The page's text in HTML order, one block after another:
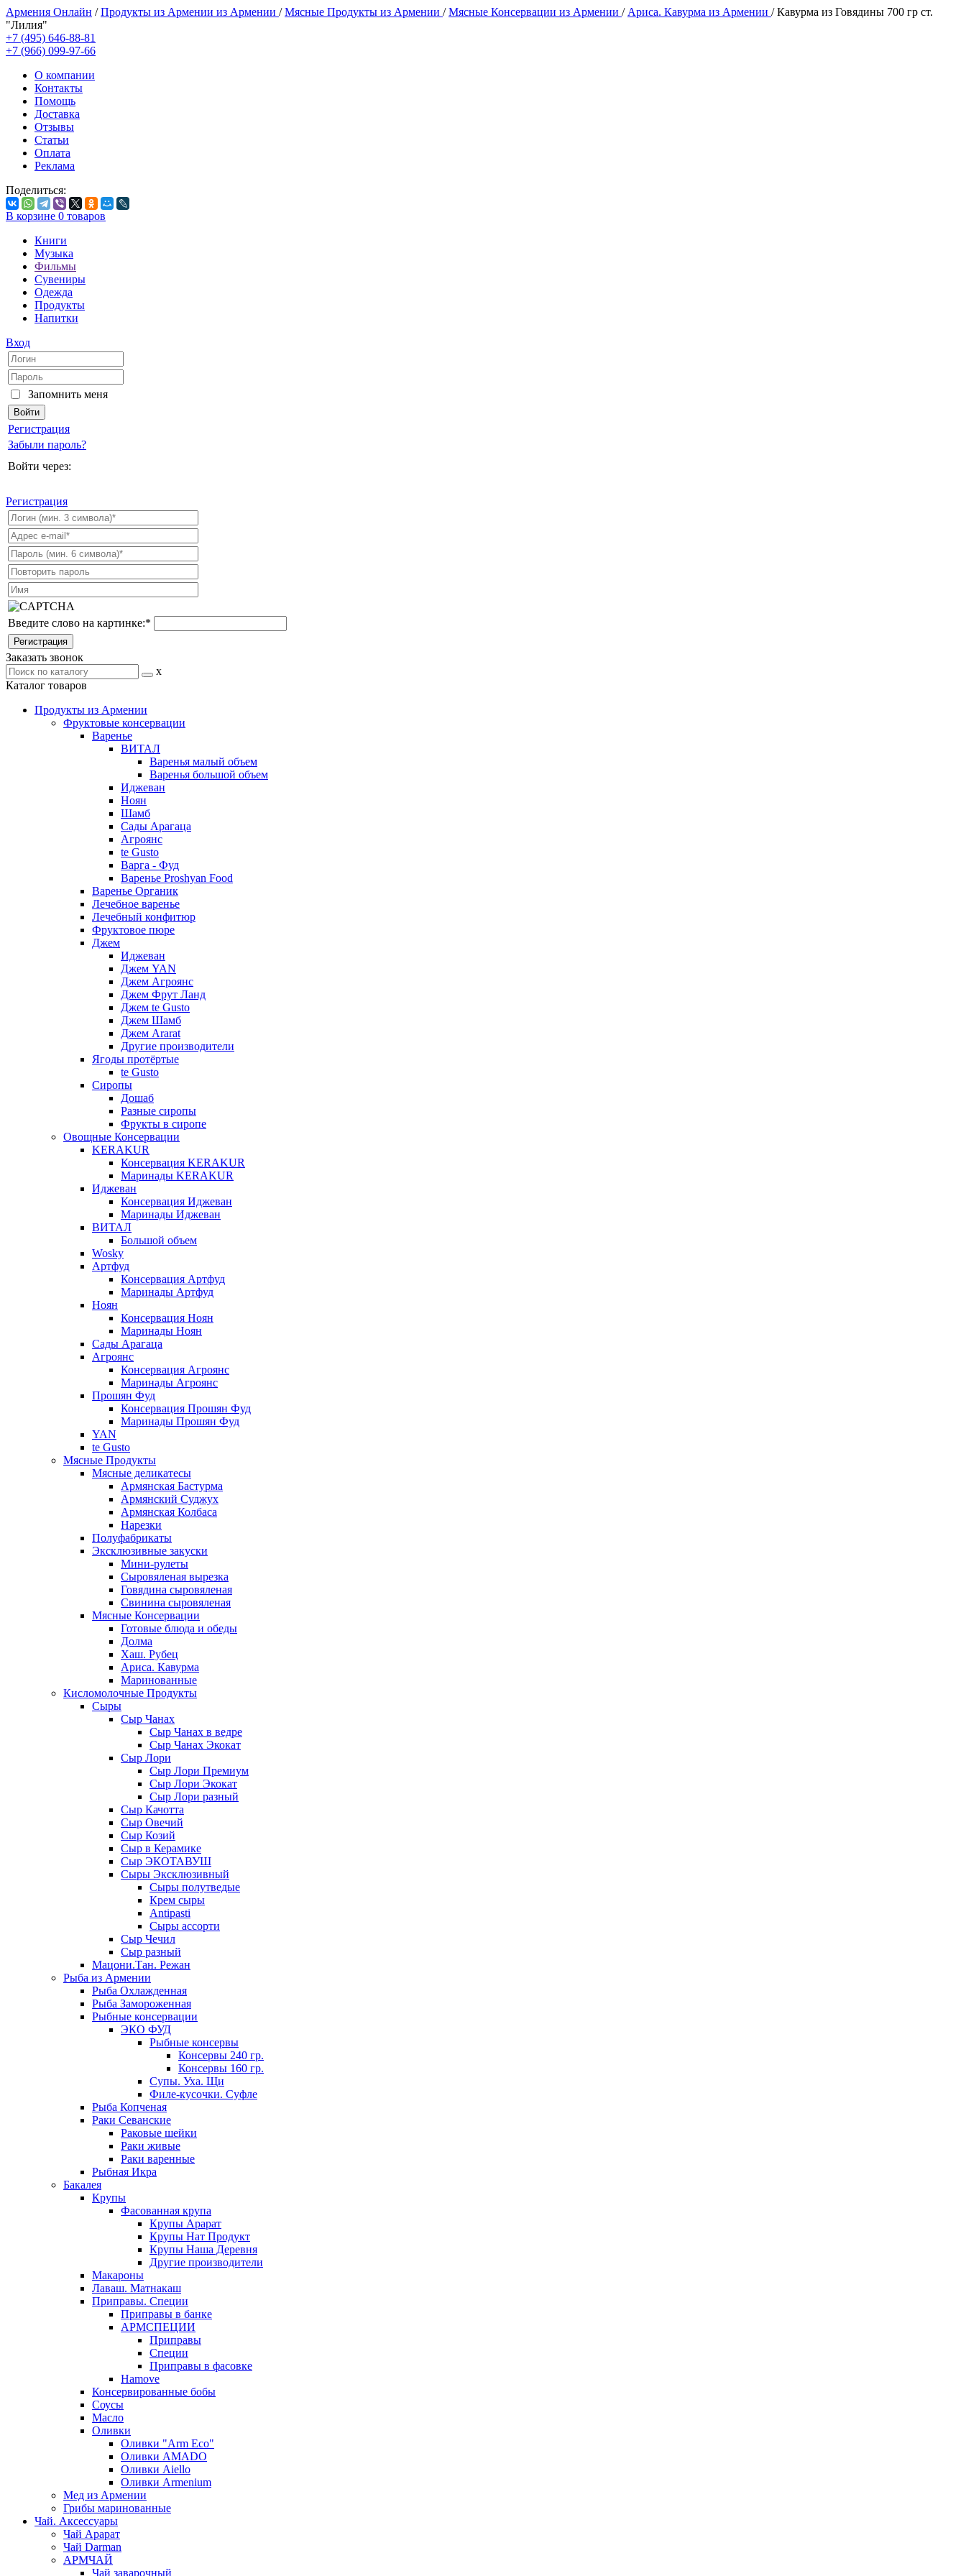
Армения Онлайн /Продукты из Армении из Армении /Мясные Продукты из Армении /Мясные Консервации из Армении / Ариса. Кавурма из Армении /Кавурма из Говядины 700 гр ст.
"Лилия"
+7 (495) 646-88-81
+7 (966) 099-97-66
О компании
Контакты
Помощь
Доставка
Отзывы
Статьи
Оплата
Реклама
Поделиться:
В корзине 0 товаров
Книги
Музыка
Фильмы
Сувениры
Одежда
Продукты
Напитки
Вход
Запомнить меня
Регистрация
Забыли пароль?
Войти через:
Регистрация
Введите слово на картинке:*
Заказать звонок
x
Каталог товаров
Продукты из Армении
Фруктовые консервации
Варенье
ВИТАЛ
Варенья малый объем
Варенья большой объем
Иджеван
Ноян
Шамб
Сады Арагаца
Агроянс
te Gusto
Варга - Фуд
Варенье Proshyan Food
Варенье Органик
Лечебное варенье
Лечебный конфитюр
Фруктовое пюре
Джем
Иджеван
Джем YAN
Джем Агроянс
Джем Фрут Ланд
Джем te Gusto
Джем Шамб
Джем Ararat
Другие производители
Ягоды протёртые
te Gusto
Сиропы
Дошаб
Разные сиропы
Фрукты в сиропе
Овощные Консервации
KERAKUR
Консервация KERAKUR
Маринады KERAKUR
Иджеван
Консервация Иджеван
Маринады Иджеван
ВИТАЛ
Большой объем
Wosky
Артфуд
Консервация Артфуд
Маринады Артфуд
Ноян
Консервация Ноян
Маринады Ноян
Сады Арагаца
Агроянс
Консервация Агроянс
Маринады Агроянс
Прошян Фуд
Консервация Прошян Фуд
Маринады Прошян Фуд
YAN
te Gusto
Мясные Продукты
Мясные деликатесы
Армянская Бастурма
Армянский Суджух
Армянская Колбаса
Нарезки
Полуфабрикаты
Эксклюзивные закуски
Мини-рулеты
Сыровяленая вырезка
Говядина сыровяленая
Свинина сыровяленая
Мясные Консервации
Готовые блюда и обеды
Долма
Хаш. Рубец
Ариса. Кавурма
Маринованные
Кисломолочные Продукты
Сыры
Сыр Чанах
Сыр Чанах в ведре
Сыр Чанах Экокат
Сыр Лори
Сыр Лори Премиум
Сыр Лори Экокат
Сыр Лори разный
Сыр Качотта
Сыр Овечий
Сыр Козий
Сыр в Керамике
Сыр ЭКОТАВУШ
Сыры Эксклюзивный
Сыры полутведые
Крем сыры
Antipasti
Сыры ассорти
Сыр Чечил
Сыр разный
Мацони.Тан. Режан
Рыба из Армении
Рыба Охлажденная
Рыба Замороженная
Рыбные консервации
ЭКО ФУД
Рыбные консервы
Консервы 240 гр.
Консервы 160 гр.
Супы. Уха. Щи
Филе-кусочки. Суфле
Рыба Копченая
Раки Севанские
Раковые шейки
Раки живые
Раки варенные
Рыбная Икра
Бакалея
Крупы
Фасованная крупа
Крупы Арарат
Крупы Нат Продукт
Крупы Наша Деревня
Другие производители
Макароны
Лаваш. Матнакаш
Приправы. Специи
Приправы в банке
АРМСПЕЦИИ
Приправы
Специи
Приправы в фасовке
Hamove
Консервированные бобы
Соусы
Масло
Оливки
Оливки "Arm Eco"
Оливки AMADO
Оливки Aiello
Оливки Armenium
Мед из Армении
Грибы маринованные
Чай. Аксессуары
Чай Арарат
Чай Darman
АРМЧАЙ
Чай заварочный